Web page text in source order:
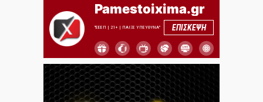
Pamestoixima.gr
"ΕΕΕΠ | 21+ | ΠΑΙΞΕ ΥΠΕΥΘΥΝΑ" ΕΠΙΣΚΕΨΗ